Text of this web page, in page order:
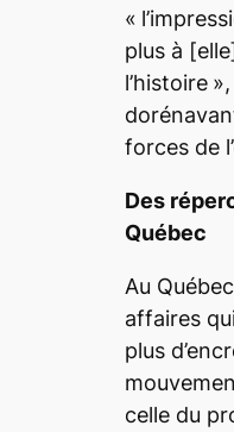
«
plus à
l’histoire
forces de
Des
Québec
Au
affaires
plus
celle du